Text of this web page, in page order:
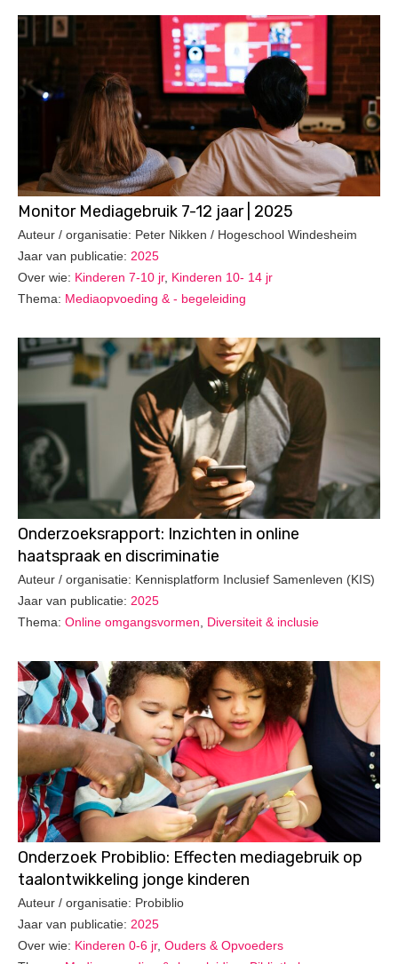
Monitor Mediagebruik 7-12 jaar | 2025
Auteur / organisatie: Peter Nikken / Hogeschool Windesheim
Jaar van publicatie: 2025
Over wie: Kinderen 7-10 jr, Kinderen 10- 14 jr
Thema: Mediaopvoeding & - begeleiding
Onderzoeksrapport: Inzichten in online
haatspraak en discriminatie
Auteur / organisatie: Kennisplatform Inclusief Samenleven (KIS)
Jaar van publicatie: 2025
Thema: Online omgangsvormen Diversiteit & inclusie
Onderzoek Probiblio: Effecten mediagebruik op
taalontwikkeling jonge kinderen
Auteur / organisatie: Probiblio
Jaar van publicatie: 2025
Over wie: Kinderen 0-6 jr, Ouders & Opvoeders